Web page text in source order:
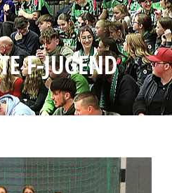
F-JUGEND